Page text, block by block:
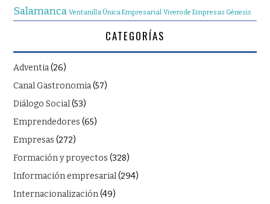
Salamanca Ventanilla Única Empresarial Vivero de Empresas Génesis
CATEGORÍAS
Adventia(26)
Canal Gastronomia(57)
Diálogo Social(53)
Emprendedores (65)
Empresas (272)
Formación y proyectos (328)
Información empresarial(294)
Internacionalización(49)